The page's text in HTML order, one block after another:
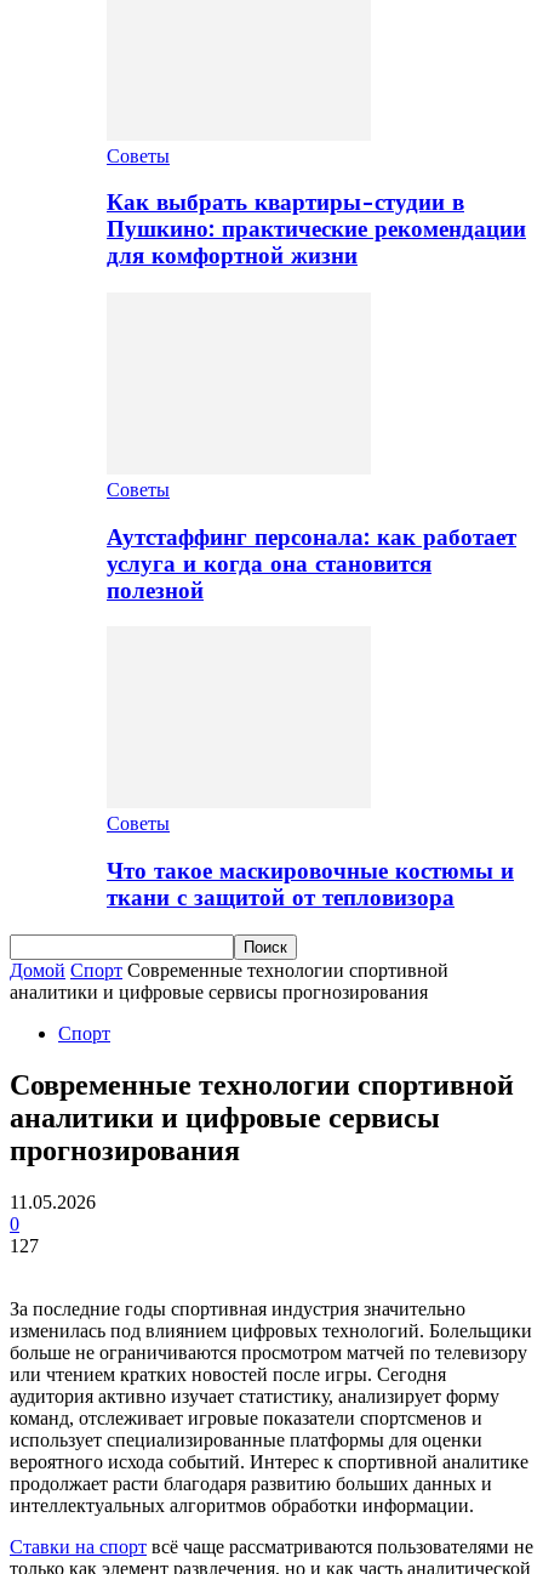
Советы
Как выбрать квартиры-студии в
Пушкино: практические рекомендации
для комфортной жизни
Советы
Аутстаффинг персонала: как работает
услуга и когда она становится
полезной
Советы
Что такое маскировочные костюмы и
ткани с защитой от тепловизора
Домой Спорт Современные технологии спортивной
аналитики и цифровые сервисы прогнозирования
Спорт
Современные технологии спортивной
аналитики и цифровые сервисы
прогнозирования
11.05.2026
0
127
За последние годы спортивная индустрия значительно
изменилась под влиянием цифровых технологий. Болельщики
больше не ограничиваются просмотром матчей по телевизору
или чтением кратких новостей после игры. Сегодня
аудитория активно изучает статистику, анализирует форму
команд, отслеживает игровые показатели спортсменов и
использует специализированные платформы для оценки
вероятного исхода событий. Интерес к спортивной аналитике
продолжает расти благодаря развитию больших данных и
интеллектуальных алгоритмов обработки информации.
Ставки на спорт всё чаще рассматриваются пользователями не
только как элемент развлечения, но и как часть аналитической